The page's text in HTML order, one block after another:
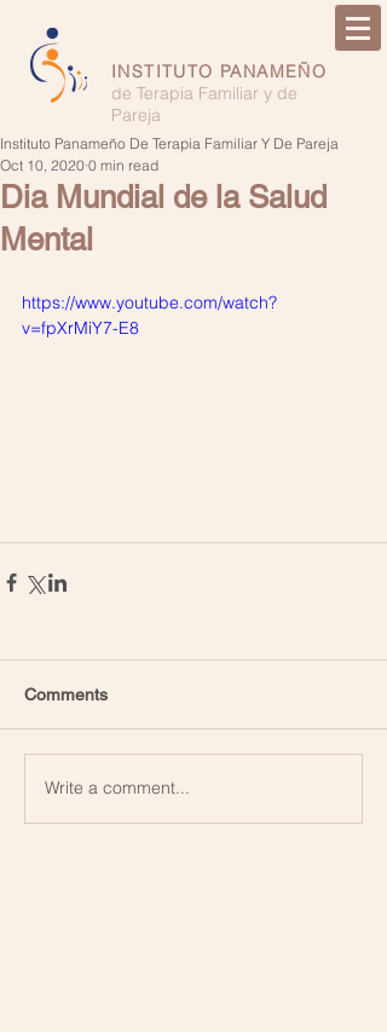
INSTITUTO PANAMEÑO
de Terapia Familiar y de
Pareja
Dia Mundial de la Salud
Mental
Instituto Panameño De Terapia Familiar Y De Pareja
Oct 10, 2020 0 min read
https://www.youtube.com/watch?
v=fpXrMiY7-E8
Comments
Write a comment...